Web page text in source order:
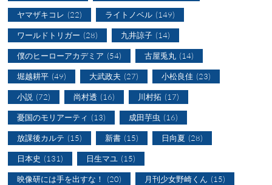
ヤマザキコレ (22) ライトノベル (149)
ワールドトリガー (28) 九井諒子 (14)
僕のヒーローアカデミア (54) 古屋兎丸 (14)
堀越耕平 (49) 大武政夫 (27) 小松良佳 (23)
小説 (72) 尚村透 (16) 川村拓 (17)
憂国のモリアーティ (13) 成田芋虫 (16)
放課後カルテ (15) 新書 (15) 日向夏 (28)
日本史 (131) 日生マユ (15)
映像研には手を出すな！ (20) 月刊少女野崎くん (15)